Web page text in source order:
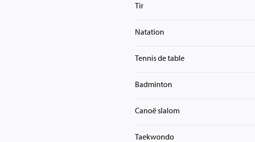
Tir
Natation
Tennis de table
Badminton
Canoë slalom
Taekwondo